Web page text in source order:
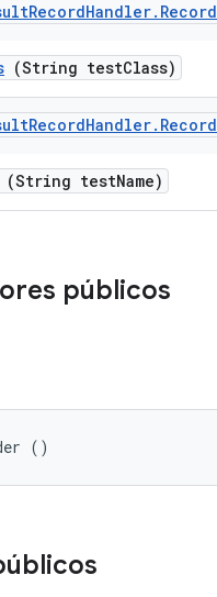
RecordHandler. Record
(String testClass)
RecordHandler. Record
(String testName)
públicos
()